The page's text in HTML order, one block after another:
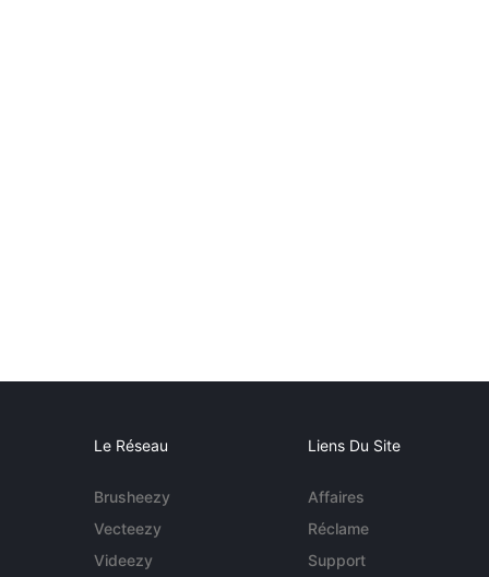
Le Réseau
Brusheezy
Vecteezy
Videezy
Liens Du Site
Affaires
Réclame
Support